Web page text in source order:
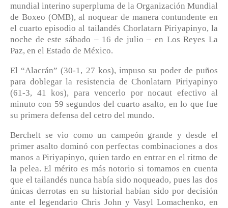
mundial interino superpluma de la Organización Mundial
de Boxeo (OMB), al noquear de manera contundente en
el cuarto episodio al tailandés Chorlatarn Piriyapinyo, la
noche de este sábado – 16 de julio – en Los Reyes La
Paz, en el Estado de México.
El “Alacrán” (30-1, 27 kos), impuso su poder de puños
para doblegar la resistencia de Chonlatarn Piriyapinyo
(61-3, 41 kos), para vencerlo por nocaut efectivo al
minuto con 59 segundos del cuarto asalto, en lo que fue
su primera defensa del cetro del mundo.
Berchelt se vio como un campeón grande y desde el
primer asalto dominó con perfectas combinaciones a dos
manos a Piriyapinyo, quien tardo en entrar en el ritmo de
la pelea. El mérito es más notorio si tomamos en cuenta
que el tailandés nunca había sido noqueado, pues las dos
únicas derrotas en su historial habían sido por decisión
ante el legendario Chris John y Vasyl Lomachenko, en